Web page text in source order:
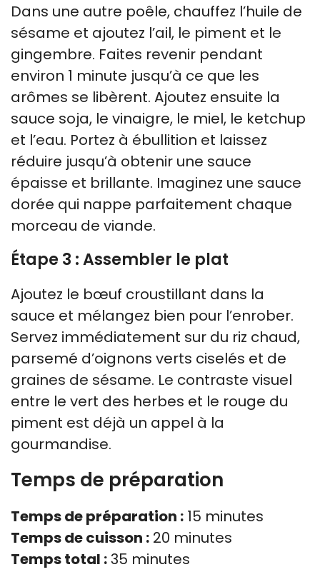
Dans une autre poêle, chauffez l’huile de
sésame et ajoutez l’ail, le piment et le
gingembre. Faites revenir pendant
environ 1 minute jusqu’à ce que les
arômes se libèrent. Ajoutez ensuite la
sauce soja, le vinaigre, le miel, le ketchup
et l’eau. Portez à ébullition et laissez
réduire jusqu’à obtenir une sauce
épaisse et brillante. Imaginez une sauce
dorée qui nappe parfaitement chaque
morceau de viande.
Étape 3 : Assembler le plat
Ajoutez le bœuf croustillant dans la
sauce et mélangez bien pour l’enrober.
Servez immédiatement sur du riz chaud,
parsemé d’oignons verts ciselés et de
graines de sésame. Le contraste visuel
entre le vert des herbes et le rouge du
piment est déjà un appel à la
gourmandise.
Temps de préparation
Temps de préparation : 15 minutes
Temps de cuisson : 20 minutes
Temps total :35 minutes